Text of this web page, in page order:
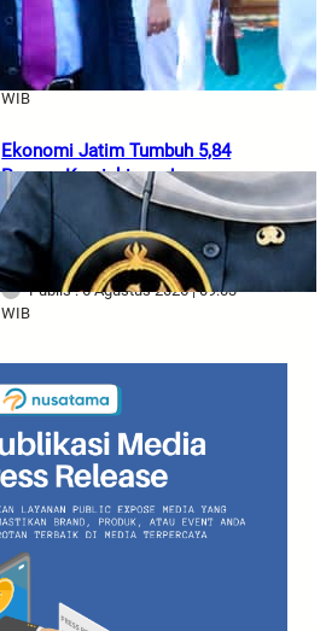
Perkapalan, Cheng Ho hingga
Potensi Ekonomi Jatim
Publis : 6 Agustus 2026 | 14:02
WIB
Ekonomi Jatim Tumbuh 5,84
Persen, Kemiskinan dan
Pengangguran Turun, Gubernur
Khofifah Tekankan Pertumbuhan
Berkualitas
Publis : 6 Agustus 2026 | 09:03
WIB